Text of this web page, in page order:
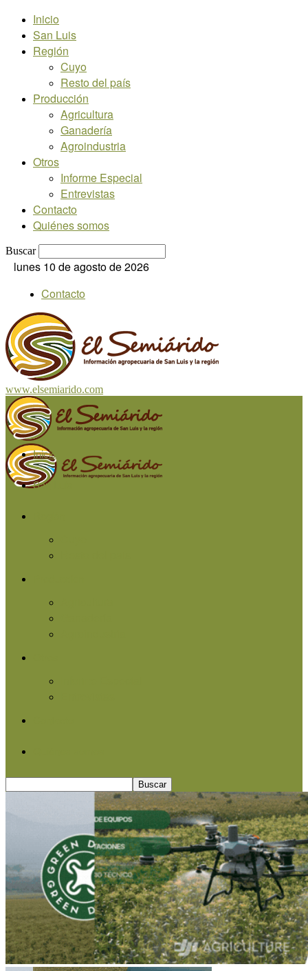
Inicio
San Luis
Región
Cuyo
Resto del país
Producción
Agricultura
Ganadería
Agroindustria
Otros
Informe Especial
Entrevistas
Contacto
Quiénes somos
Buscar
lunes 10 de agosto de 2026
Contacto
www.elsemiarido.com
Inicio
San Luis